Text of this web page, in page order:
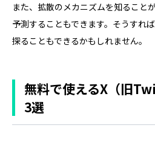
また、拡散のメカニズムを知ること
予測することもできます。そうすれ
探ることもできるかもしれません。
無料で使えるX（旧
3選